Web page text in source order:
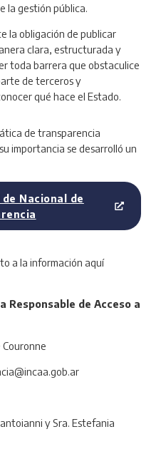
la gestión pública.
la obligación de publicar
clara, estructurada y
toda barrera que obstaculice
de terceros y
qué hace el Estado.
de transparencia
importancia se desarrolló un
Nacional de
a la información aquí
Responsable de Acceso a
y Sra. Estefania